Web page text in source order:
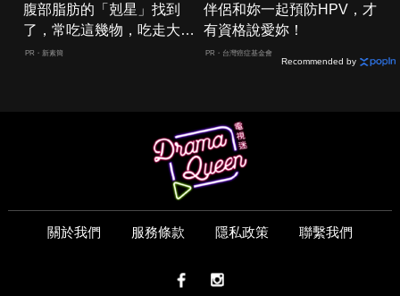
腹部脂肪的「剋星」找到
了，常吃這幾物，吃走大肚
囊，瘦出小蠻腰
PR・新素簡
伴侶和妳一起預防HPV，才
有資格說愛妳！
PR・台灣癌症基金會
Recommended by
關於我們 服務條款 隱私政策 聯繫我們